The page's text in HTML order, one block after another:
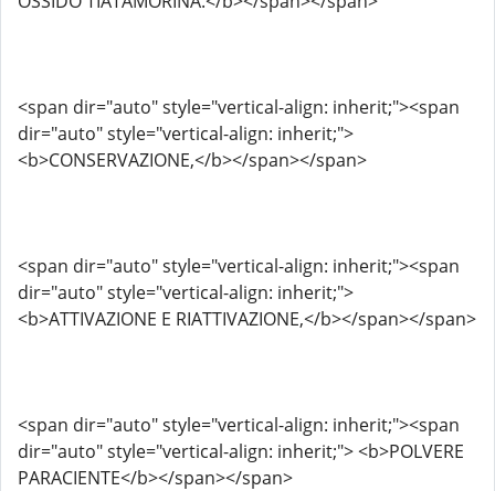
<span dir="auto" style="vertical-align: inherit;"><span
dir="auto" style="vertical-align: inherit;">
<b>CONSERVAZIONE,</b></span></span>
<span dir="auto" style="vertical-align: inherit;"><span
dir="auto" style="vertical-align: inherit;">
<b>ATTIVAZIONE E RIATTIVAZIONE,</b></span></span>
<span dir="auto" style="vertical-align: inherit;"><span
dir="auto" style="vertical-align: inherit;"> <b>POLVERE
PARACIENTE</b></span></span>